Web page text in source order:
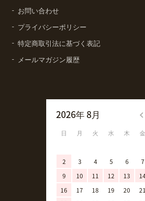
お問い合わせ
プライバシーポリシー
特定商取引法に基づく表記
メールマガジン履歴
2026年 8月
日 月 火 水 木 金
2
3 4 5 6 7
9
10 11 12 13
16
17 18 19 20 21